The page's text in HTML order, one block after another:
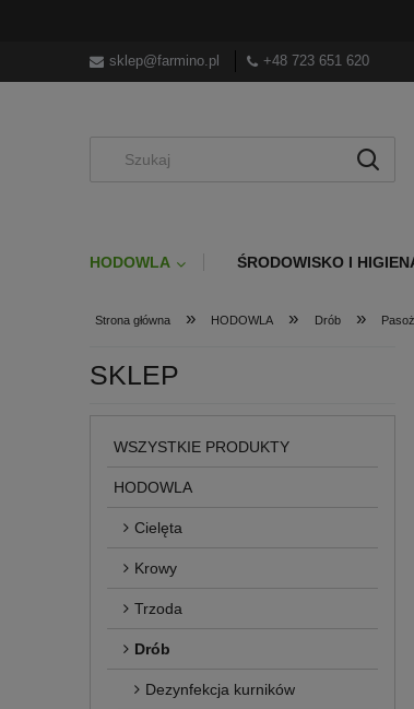
sklep@farmino.pl +48 723 651 620
HODOWLA ŚRODOWISKO I
Strona główna » HODOWLA » Drób »
SKLEP
WSZYSTKIE PRODUKTY
HODOWLA
Cielęta
Krowy
Trzoda
Drób
Dezynfekcja kurników